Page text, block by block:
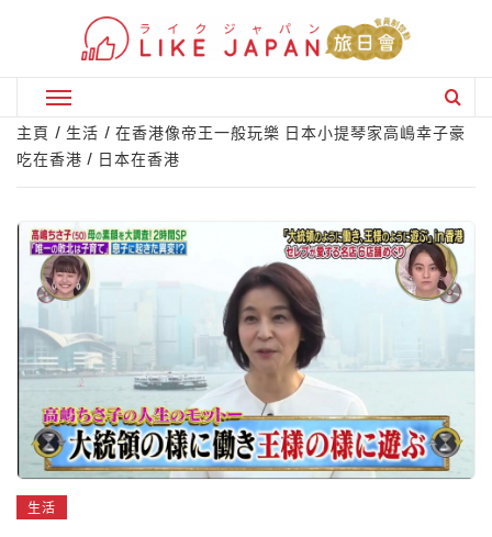
Primary
Menu
主頁 生活
在香港像帝王一般玩樂 日本小提琴家高嶋幸子豪
吃在香港 / 日本在香港
生活